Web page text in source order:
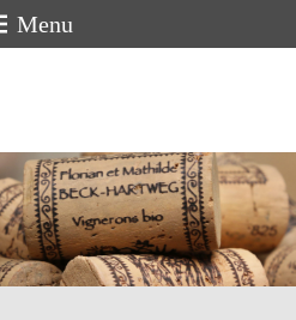
Menu
BECK-
HARTWEG
Vigneron bio en Alsace